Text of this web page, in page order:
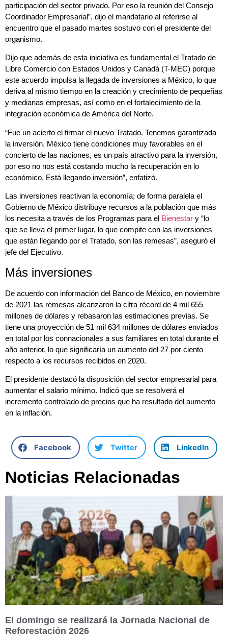
participación del sector privado. Por eso la reunión del Consejo
Coordinador Empresarial”, dijo el mandatario al referirse al
encuentro que el pasado martes sostuvo con el presidente del
organismo.
Dijo que además de esta iniciativa es fundamental el Tratado de
Libre Comercio con Estados Unidos y Canadá (T-MEC) porque
este acuerdo impulsa la llegada de inversiones a México, lo que
deriva al mismo tiempo en la creación y crecimiento de pequeñas
y medianas empresas, así como en el fortalecimiento de la
integración económica de América del Norte.
“Fue un acierto el firmar el nuevo Tratado. Tenemos garantizada
la inversión. México tiene condiciones muy favorables en el
concierto de las naciones, es un país atractivo para la inversión,
por eso no nos está costando mucho la recuperación en lo
económico. Está llegando inversión”, enfatizó.
Las inversiones reactivan la economía; de forma paralela el
Gobierno de México distribuye recursos a la población que más
los necesita a través de los Programas para el Bienestar y “lo
que se lleva el primer lugar, lo que compite con las inversiones
que están llegando por el Tratado, son las remesas”, aseguró el
jefe del Ejecutivo.
Más inversiones
De acuerdo con información del Banco de México, en noviembre
de 2021 las remesas alcanzaron la cifra récord de 4 mil 655
millones de dólares y rebasaron las estimaciones previas. Se
tiene una proyección de 51 mil 634 millones de dólares enviados
en total por los connacionales a sus familiares en total durante el
año anterior, lo que significaría un aumento del 27 por ciento
respecto a los recursos recibidos en 2020.
El presidente destacó la disposición del sector empresarial para
aumentar el salario mínimo. Indicó que se resolverá el
incremento controlado de precios que ha resultado del aumento
en la inflación.
Facebook Twitter LinkedIn
Noticias Relacionadas
El domingo se realizará la Jornada Nacional de
Reforestación 2026